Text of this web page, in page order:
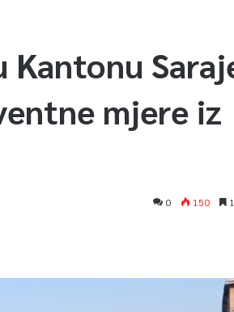
Kantonu
mjere iz
0 150